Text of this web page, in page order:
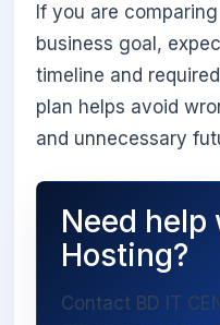
If you are
business goal,
timeline and
plan helps avoid
and unnecessary
Need help
Hosting?
Contact BD IT